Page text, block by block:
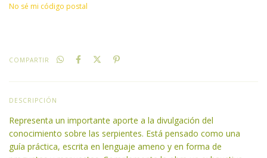
No sé mi código postal
COMPARTIR
DESCRIPCIÓN
Representa un importante aporte a la divulgación del
conocimiento sobre las serpientes. Está pensado como una
guía práctica, escrita en lenguaje ameno y en forma de